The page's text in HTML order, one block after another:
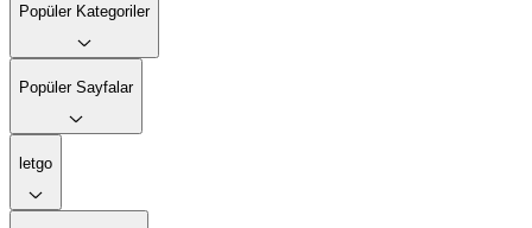
Popüler Kategoriler
Popüler Sayfalar
letgo